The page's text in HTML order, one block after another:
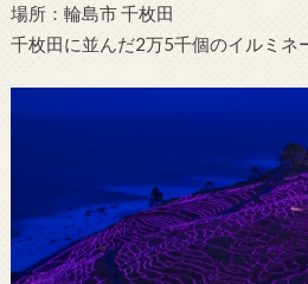
場所：輪島市 千枚田
千枚田に並んだ2万5千個のイルミネ